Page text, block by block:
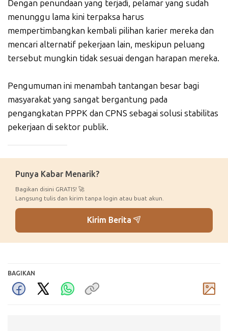
Dengan penundaan yang terjadi, pelamar yang sudah
menunggu lama kini terpaksa harus
mempertimbangkan kembali pilihan karier mereka dan
mencari alternatif pekerjaan lain, meskipun peluang
tersebut mungkin tidak sesuai dengan harapan mereka.
Pengumuman ini menambah tantangan besar bagi
masyarakat yang sangat bergantung pada
pengangkatan PPPK dan CPNS sebagai solusi stabilitas
pekerjaan di sektor publik.
Punya Kabar Menarik?
Bagikan disini GRATIS! 🚀
Langsung tulis dan kirim tanpa login atau buat akun.
Kirim Berita
BAGIKAN